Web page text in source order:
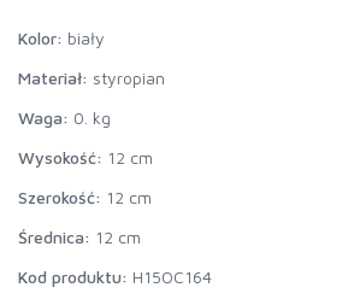
Kolor: biały
Materiał: styropian
Waga: 0. kg
Wysokość: 12 cm
Szerokość: 12 cm
Średnica: 12 cm
Kod produktu: H15OC164